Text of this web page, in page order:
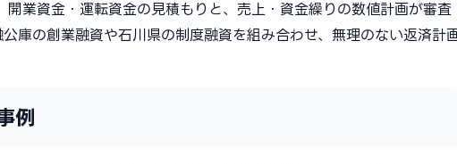
開業資金・運転資金の見積もりと、売上・資金繰りの数値計画が審査
庫の創業融資や石川県の制度融資を組み合わせ、無理のない返済計
例